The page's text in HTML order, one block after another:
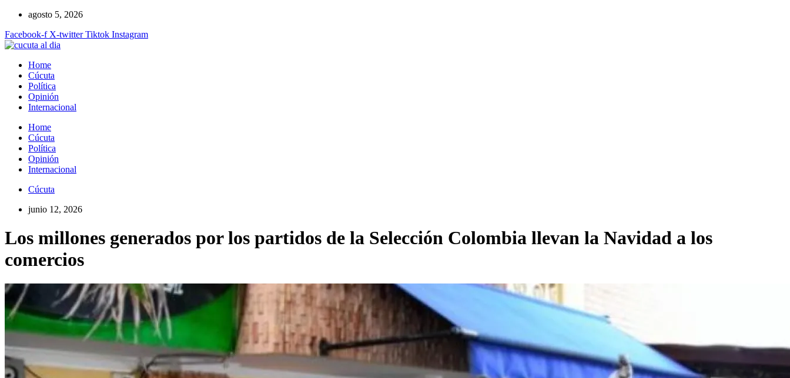
contenido
agosto 5, 2026
Facebook-f X-twitter Tiktok Instagram
Home
Cúcuta
Política
Opinión
Internacional
Home
Cúcuta
Política
Opinión
Internacional
Cúcuta
junio 12, 2026
Los millones generados por los partidos de la Selección Colombia llevan la Navidad a los
comercios